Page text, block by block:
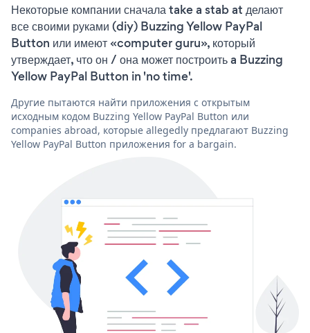
Некоторые компании сначала take a stab at делают
все своими руками (diy) Buzzing Yellow PayPal
Button или имеют «computer guru», который
утверждает, что он / она может построить a Buzzing
Yellow PayPal Button in 'no time'.
Другие пытаются найти приложения с открытым
исходным кодом Buzzing Yellow PayPal Button или
companies abroad, которые allegedly предлагают Buzzing
Yellow PayPal Button приложения for a bargain.